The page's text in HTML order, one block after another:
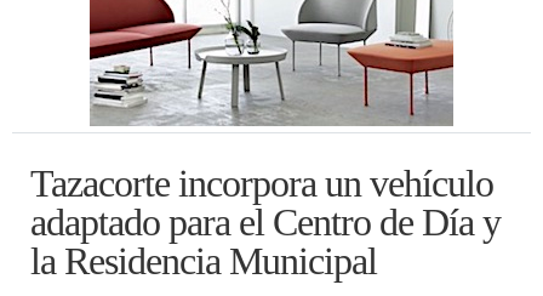
Tazacorte incorpora un vehículo
adaptado para el Centro de Día y
la Residencia Municipal